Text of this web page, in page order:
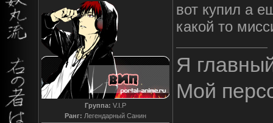
Группа: V.I.P
Ранг: Легендарный Санин
вот купил а
какой то
Я
Мой